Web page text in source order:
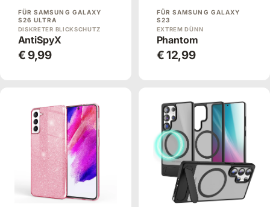
FÜR SAMSUNG GALAXY
S26 ULTRA
DISKRETER BLICKSCHUTZ
AntiSpyX
€ 9,99
FÜR SAMSUNG GALAXY
S23
EXTREM DÜNN
Phantom
€ 12,99